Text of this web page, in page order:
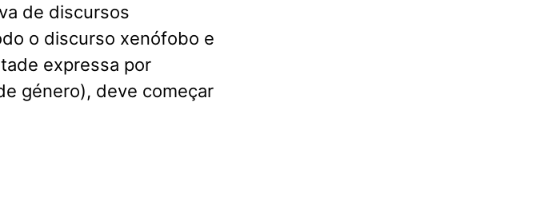
de discursos
o discurso xenófobo e
expressa por
género), deve começar